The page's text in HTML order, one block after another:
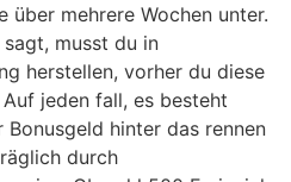
über mehrere Wochen unter.
musst du in
herstellen, vorher du diese
jeden fall, es besteht
hinter das rennen
durch